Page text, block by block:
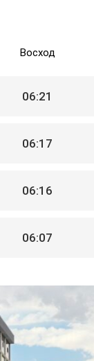
Восход
06:21
06:17
06:16
06:07